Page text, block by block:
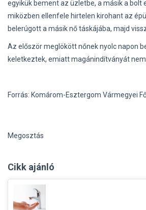
egyikük bement az üzletbe, a másik a bolt
miközben ellenfele hirtelen kirohant az
belerúgott a másik nő táskájába, majd
Az először meglökött nőnek nyolc napon
keletkeztek, emiatt magánindítványát
Forrás: Komárom-Esztergom Vármegyei
Megosztás
Cikk ajánló